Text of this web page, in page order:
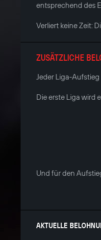
entsprechend des
Verliert keine Zeit:
ZUSÄTZLICHE
Jeder Liga-
Die erste Liga wird
Und für den
AKTUELLE